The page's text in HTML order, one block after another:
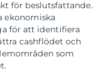
för beslutsfattande.
ekonomiska
för att identifiera
cashflödet och
som